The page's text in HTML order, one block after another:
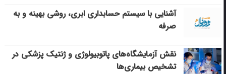
آشنایی با سیستم حسابداری ابری، روشی بهینه و به
صرفه
نقش آزمایشگاه‌های پاتوبیولوژی و ژنتیک پزشکی در
تشخیص بیماری‌ها